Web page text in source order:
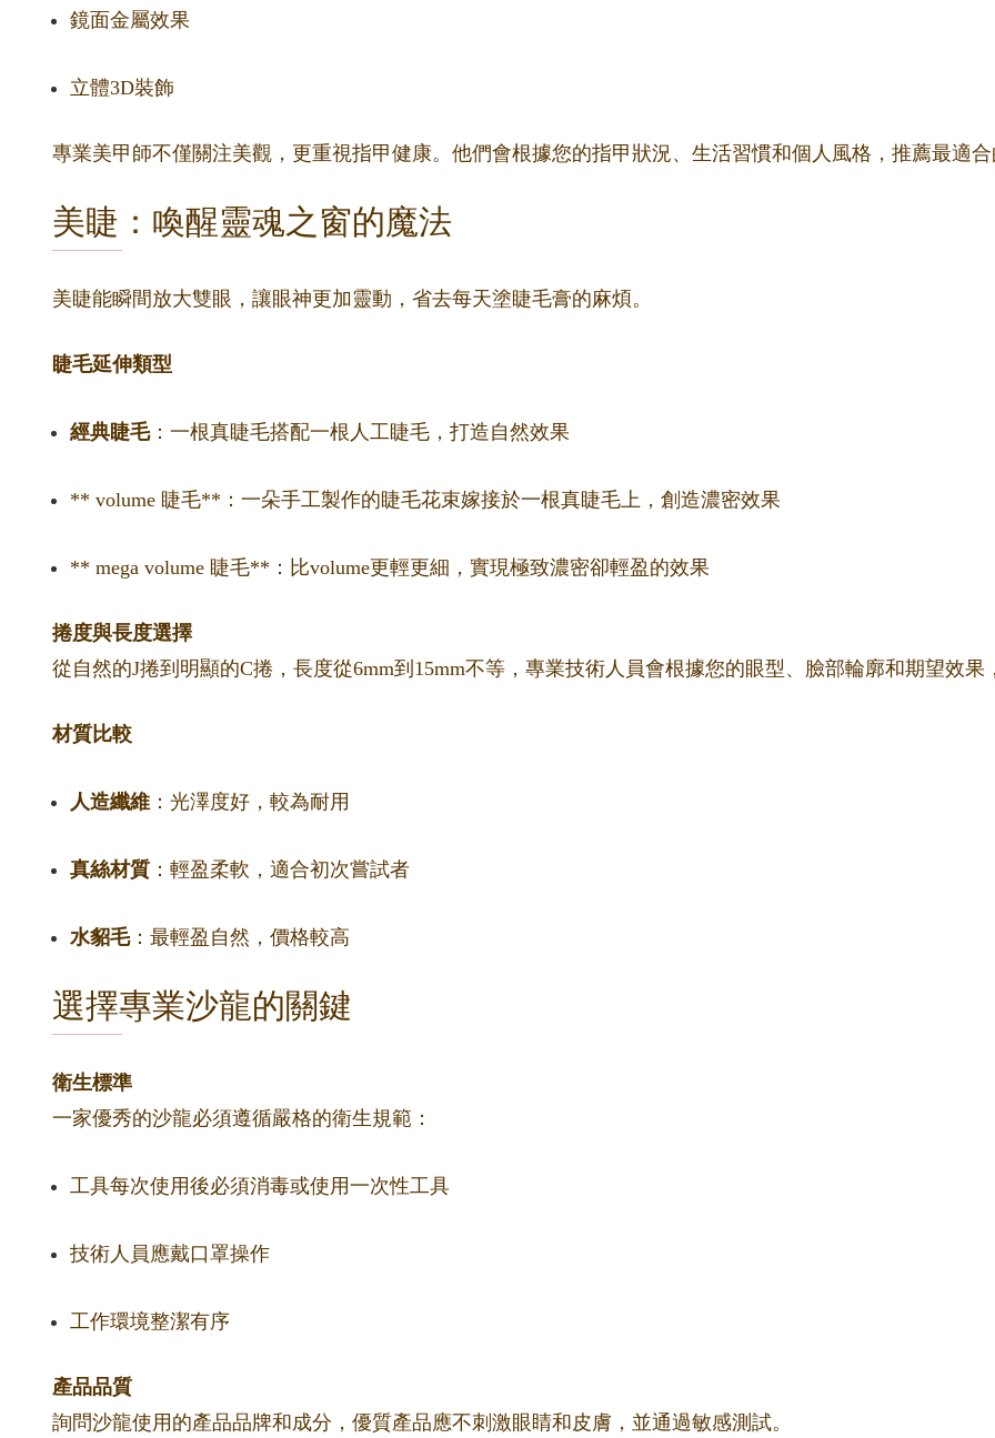
鏡面金屬效果
立體3D裝飾
專業美甲師不僅關注美觀，更重視指甲健康。他們會根據您的指甲狀況、生活習慣和個人風格，推薦最適合
美睫：喚醒靈魂之窗的魔法
美睫能瞬間放大雙眼，讓眼神更加靈動，省去每天塗睫毛膏的麻煩。
睫毛延伸類型
經典睫毛：一根真睫毛搭配一根人工睫毛，打造自然效果
** volume 睫毛**：一朵手工製作的睫毛花束嫁接於一根真睫毛上，創造濃密效果
** mega volume 睫毛**：比volume更輕更細，實現極致濃密卻輕盈的效果
捲度與長度選擇
從自然的J捲到明顯的C捲，長度從6mm到15mm不等，專業技術人員會根據您的眼型、臉部輪廓和期望效果
材質比較
人造纖維 ：光澤度好，較為耐用
真絲材質 ：輕盈柔軟，適合初次嘗試者
水貂毛：最輕盈自然，價格較高
選擇專業沙龍的關鍵
衛生標準
一家優秀的沙龍必須遵循嚴格的衛生規範：
工具每次使用後必須消毒或使用一次性工具
技術人員應戴口罩操作
工作環境整潔有序
產品品質
詢問沙龍使用的產品品牌和成分，優質產品應不刺激眼睛和皮膚，並通過敏感測試。